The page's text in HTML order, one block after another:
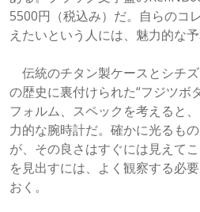
5500円（税込み）だ。自らのコ
えたいという人には、魅力的な予
伝統のチタン製ケースとシチ
の歴史に裏付けられた“フジツボ
フォルム、スペックを考えると
力的な腕時計だ。確かに光るも
が、その良さはすぐには見えて
を見出すには、よく観察する必
おく。